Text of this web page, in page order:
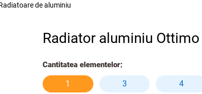
de aluminiu
Radiator aluminiu
Cantitatea elementelor:
1 3 4